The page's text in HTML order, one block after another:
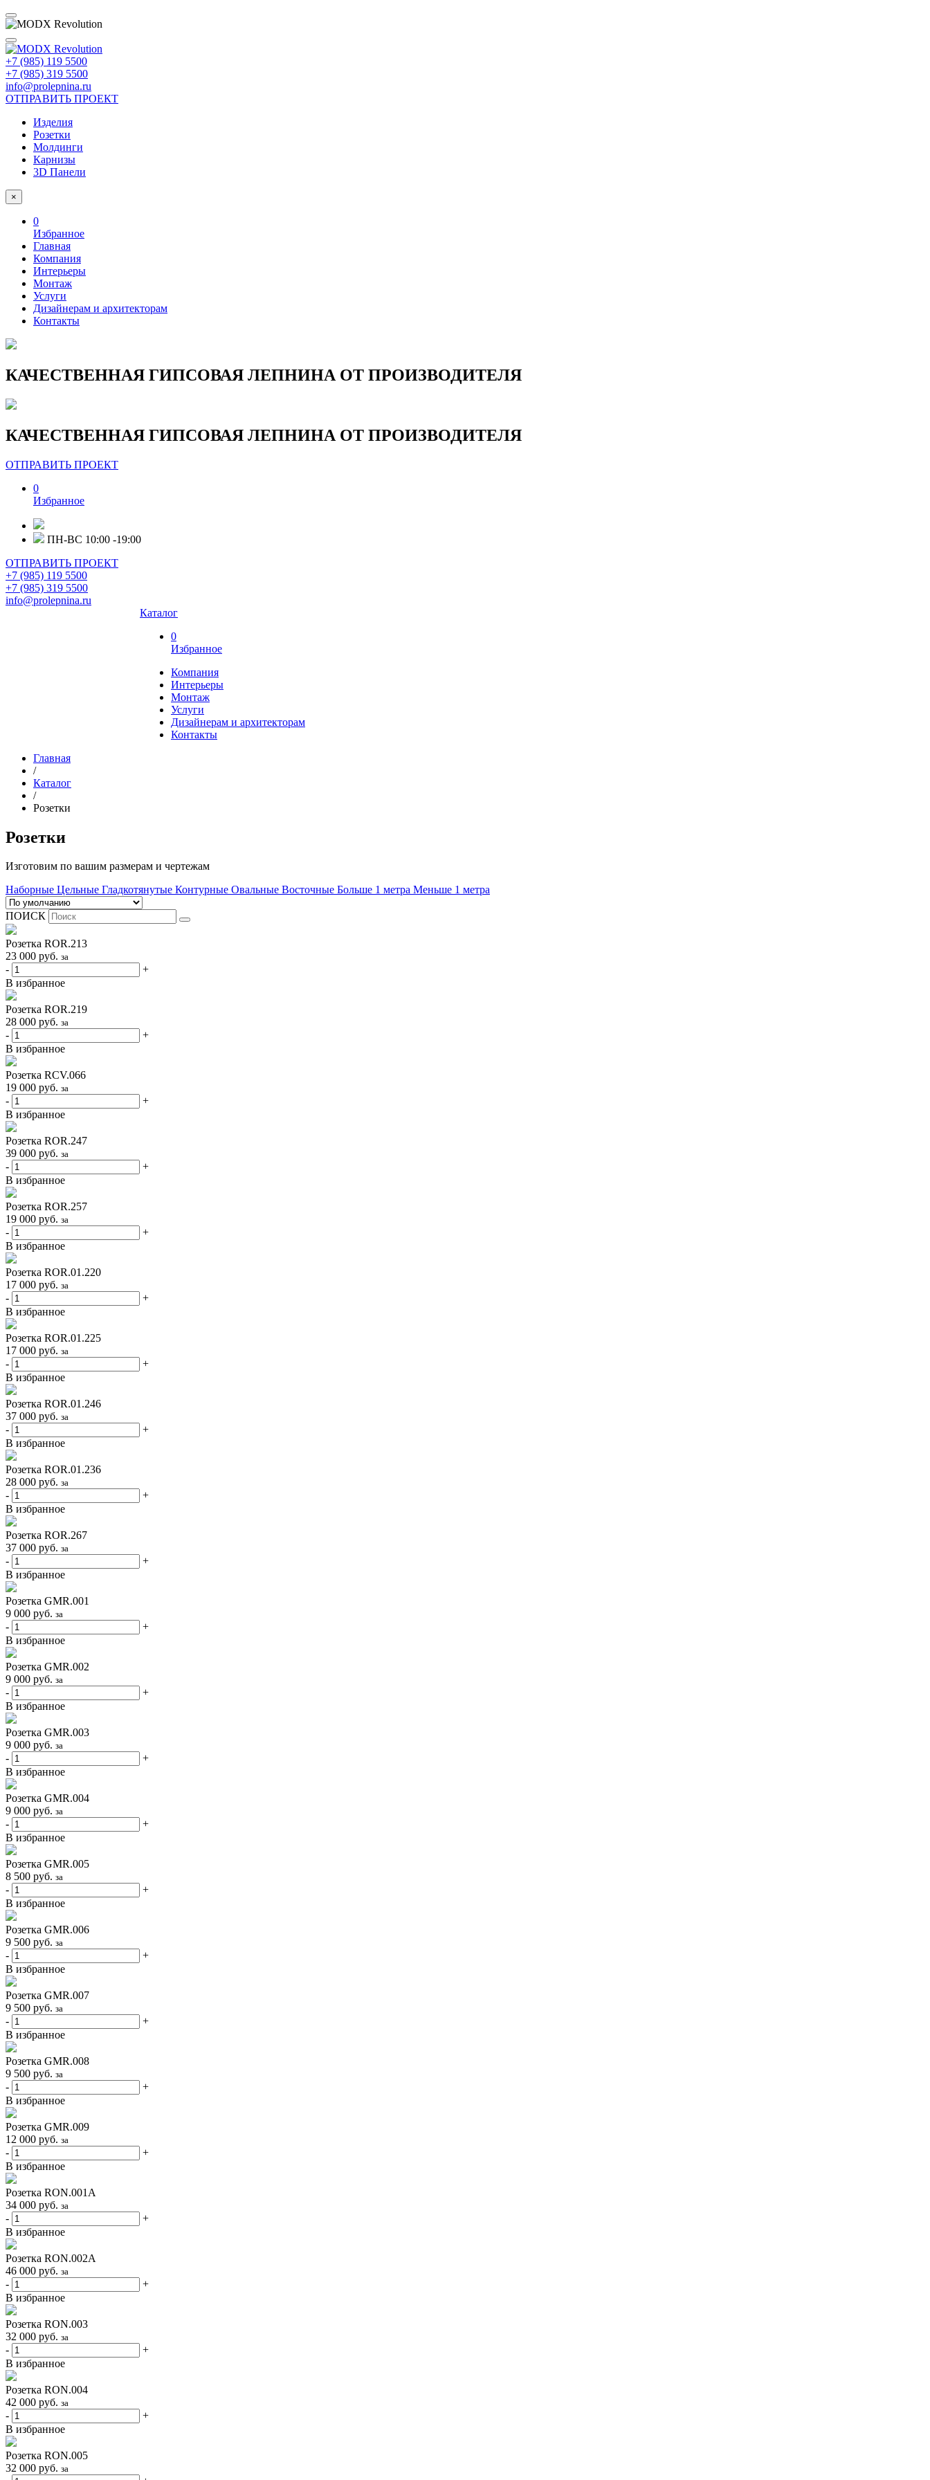
+7 (985) 119 5500
+7 (985) 319 5500
info@prolepnina.ru
ОТПРАВИТЬ ПРОЕКТ
Изделия
Розетки
Молдинги
Карнизы
3D Панели
×
0
Избранное
Главная
Компания
Интерьеры
Монтаж
Услуги
Дизайнерам и архитекторам
Контакты
КАЧЕСТВЕННАЯ ГИПСОВАЯ ЛЕПНИНА ОТ ПРОИЗВОДИТЕЛЯ
КАЧЕСТВЕННАЯ ГИПСОВАЯ ЛЕПНИНА ОТ ПРОИЗВОДИТЕЛЯ
ОТПРАВИТЬ ПРОЕКТ
0
Избранное
ПН-ВС 10:00 -19:00
ОТПРАВИТЬ ПРОЕКТ
+7 (985) 119 5500
+7 (985) 319 5500
info@prolepnina.ru
Каталог
0
Избранное
Компания
Интерьеры
Монтаж
Услуги
Дизайнерам и архитекторам
Контакты
Главная
/
Каталог
/
Розетки
Розетки
Изготовим по вашим размерам и чертежам
Наборные Цельные Гладкотянутые Контурные Овальные Восточные Больше 1 метра Меньше 1 метра
ПОИСК
Розетка ROR.213
23 000 руб. за
-
+
В избранное
Розетка ROR.219
28 000 руб. за
-
+
В избранное
Розетка RCV.066
19 000 руб. за
-
+
В избранное
Розетка ROR.247
39 000 руб. за
-
+
В избранное
Розетка ROR.257
19 000 руб. за
-
+
В избранное
Розетка ROR.01.220
17 000 руб. за
-
+
В избранное
Розетка ROR.01.225
17 000 руб. за
-
+
В избранное
Розетка ROR.01.246
37 000 руб. за
-
+
В избранное
Розетка ROR.01.236
28 000 руб. за
-
+
В избранное
Розетка ROR.267
37 000 руб. за
-
+
В избранное
Розетка GMR.001
9 000 руб. за
-
+
В избранное
Розетка GMR.002
9 000 руб. за
-
+
В избранное
Розетка GMR.003
9 000 руб. за
-
+
В избранное
Розетка GMR.004
9 000 руб. за
-
+
В избранное
Розетка GMR.005
8 500 руб. за
-
+
В избранное
Розетка GMR.006
9 500 руб. за
-
+
В избранное
Розетка GMR.007
9 500 руб. за
-
+
В избранное
Розетка GMR.008
9 500 руб. за
-
+
В избранное
Розетка GMR.009
12 000 руб. за
-
+
В избранное
Розетка RON.001A
34 000 руб. за
-
+
В избранное
Розетка RON.002A
46 000 руб. за
-
+
В избранное
Розетка RON.003
32 000 руб. за
-
+
В избранное
Розетка RON.004
42 000 руб. за
-
+
В избранное
Розетка RON.005
32 000 руб. за